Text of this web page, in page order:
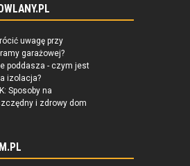
uwagę przy
garażowej?
poddasza - czym jest
izolacja?
Sposoby na
i zdrowy dom